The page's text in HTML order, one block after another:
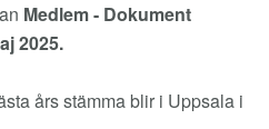
Medlem - Dokument
2025.
års stämma blir i Uppsala i